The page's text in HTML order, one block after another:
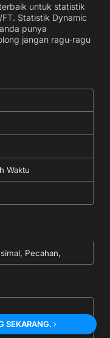
untuk statistik
Statistik Dynamic
punya
jangan ragu-ragu
Waktu
Pecahan,
SEKARANG.